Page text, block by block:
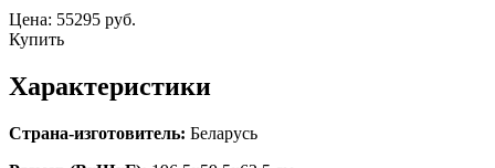
Цена: 55295 руб.
Купить
Характеристики
Страна-изготовитель: Беларусь